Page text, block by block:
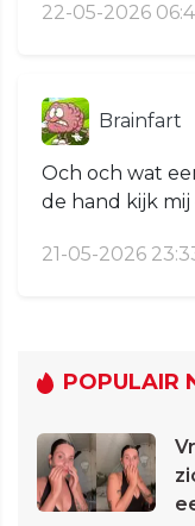
22-05-2026
Brainfart
Och och wat
de hand kijk mij
21-05-2026
POPULAIR